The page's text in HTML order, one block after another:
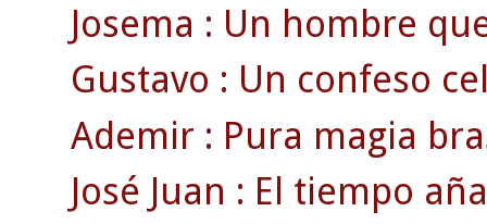
Josema : Un hombre
Gustavo : Un confeso
Ademir : Pura magia
José Juan : El tiempo